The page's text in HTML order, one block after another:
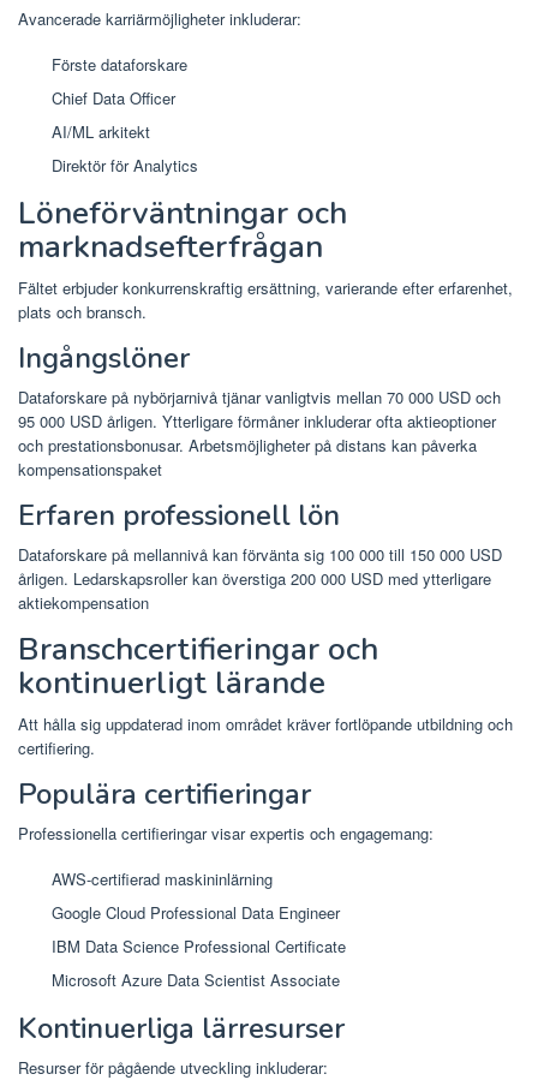
Avancerade karriärmöjligheter inkluderar:
Förste dataforskare
Chief Data Officer
AI/ML arkitekt
Direktör för Analytics
Löneförväntningar och
marknadsefterfrågan
Fältet erbjuder konkurrenskraftig ersättning, varierande efter erfarenhet,
plats och bransch.
Ingångslöner
Dataforskare på nybörjarnivå tjänar vanligtvis mellan 70 000 USD och
95 000 USD årligen. Ytterligare förmåner inkluderar ofta aktieoptioner
och prestationsbonusar. Arbetsmöjligheter på distans kan påverka
kompensationspaket
Erfaren professionell lön
Dataforskare på mellannivå kan förvänta sig 100 000 till 150 000 USD
årligen. Ledarskapsroller kan överstiga 200 000 USD med ytterligare
aktiekompensation
Branschcertifieringar och
kontinuerligt lärande
Att hålla sig uppdaterad inom området kräver fortlöpande utbildning och
certifiering.
Populära certifieringar
Professionella certifieringar visar expertis och engagemang:
AWS-certifierad maskininlärning
Google Cloud Professional Data Engineer
IBM Data Science Professional Certificate
Microsoft Azure Data Scientist Associate
Kontinuerliga lärresurser
Resurser för pågående utveckling inkluderar: